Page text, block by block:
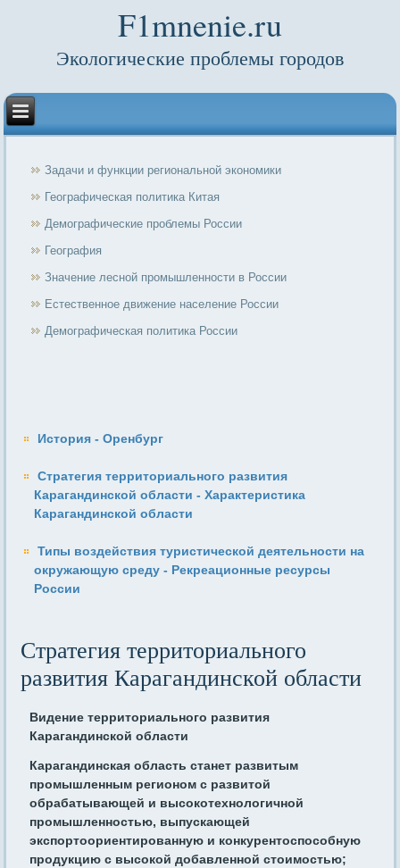
F1mnenie.ru
Экологические проблемы городов
Задачи и функции региональной экономики
Географическая политика Китая
Демографические проблемы России
География
Значение лесной промышленности в России
Естественное движение население России
Демографическая политика России
История - Оренбург
Стратегия территориального развития
Карагандинской области - Характеристика
Карагандинской области
Типы воздействия туристической деятельности на
окружающую среду - Рекреационные ресурсы
России
Стратегия территориального
развития Карагандинской области
Видение территориального развития
Карагандинской области
Карагандинская область станет развитым
промышленным регионом с развитой
обрабатывающей и высокотехнологичной
промышленностью, выпускающей
экспортоориентированную и конкурентоспособную
продукцию с высокой добавленной стоимостью;